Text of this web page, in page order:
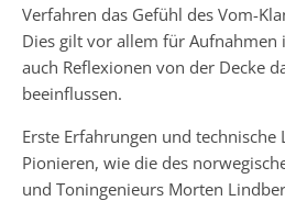
Verfahren das Gefühl des Vom-
Dies gilt vor allem für Aufnahmen
auch Reflexionen von der Decke
beeinflussen.
Erste Erfahrungen und
Pionieren, wie die des
und Toningenieurs Morten